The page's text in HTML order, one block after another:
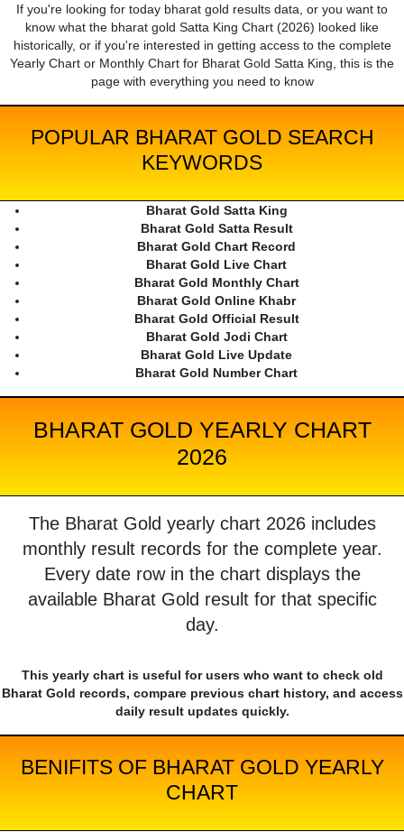
If you're looking for today bharat gold results data, or you want to
know what the bharat gold Satta King Chart (2026) looked like
historically, or if you're interested in getting access to the complete
Yearly Chart or Monthly Chart for Bharat Gold Satta King, this is the
page with everything you need to know
POPULAR BHARAT GOLD SEARCH
KEYWORDS
Bharat Gold Satta King
Bharat Gold Satta Result
Bharat Gold Chart Record
Bharat Gold Live Chart
Bharat Gold Monthly Chart
Bharat Gold Online Khabr
Bharat Gold Official Result
Bharat Gold Jodi Chart
Bharat Gold Live Update
Bharat Gold Number Chart
BHARAT GOLD YEARLY CHART
2026
The Bharat Gold yearly chart 2026 includes
monthly result records for the complete year.
Every date row in the chart displays the
available Bharat Gold result for that specific
day.
This yearly chart is useful for users who want to check old
Bharat Gold records, compare previous chart history, and access
daily result updates quickly.
BENIFITS OF BHARAT GOLD YEARLY
CHART